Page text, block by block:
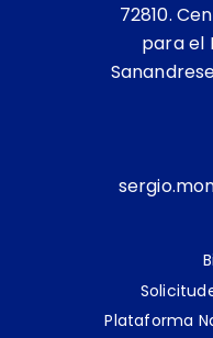
72810.
para el
Plataforma